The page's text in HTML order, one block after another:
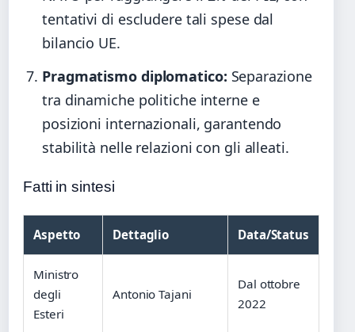
tentativi di escludere tali spese dal
bilancio UE.
Pragmatismo diplomatico: Separazione
tra dinamiche politiche interne e
posizioni internazionali, garantendo
stabilità nelle relazioni con gli alleati.
Fatti in sintesi
Aspetto Dettaglio Data/Status
Ministro
degli
Esteri
Antonio Tajani
Dal ottobre
2022